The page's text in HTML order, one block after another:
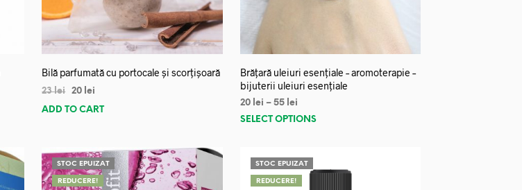
Bilă parfumată cu portocale și scorțișoară
23lei 20 lei
ADD TO CART
Brățară uleiuri esențiale – aromoterapie –
bijuterii uleiuri esențiale
20 lei – 55 lei
SELECT OPTIONS
STOC EPUIZAT
REDUCERE!
STOC EPUIZAT
REDUCERE!